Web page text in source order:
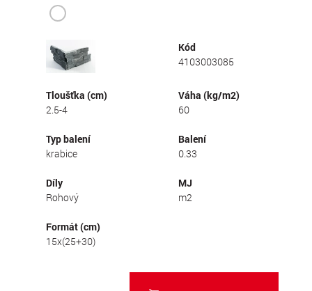
Kód
4103003085
Tloušťka (cm)
2.5-4
Váha (kg/m2)
60
Typ balení
krabice
Balení
0.33
Díly
Rohový
MJ
m2
Formát (cm)
15x(25+30)